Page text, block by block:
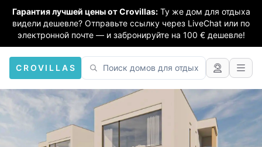
Гарантия лучшей цены от Crovillas: Ту же дом для отдыха
видели дешевле? Отправьте ссылку через LiveChat или по
электронной почте — и забронируйте на 100 € дешевле!
CROVILLAS